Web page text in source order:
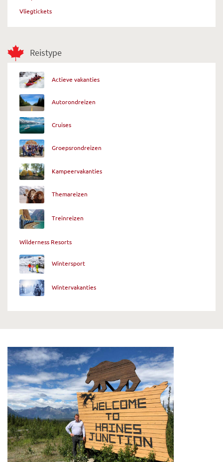
Vliegtickets
Reistype
Actieve vakanties
Autorondreizen
Cruises
Groepsrondreizen
Kampeervakanties
Themareizen
Treinreizen
Wilderness Resorts
Wintersport
Wintervakanties